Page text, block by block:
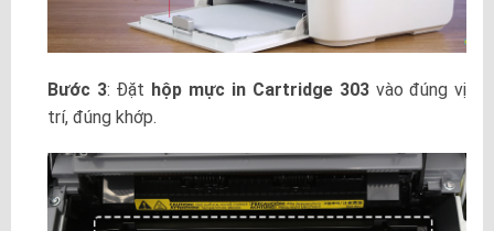
Bước 3: Đặt hộp mực in Cartridge 303vào đúng vị
trí, đúng khớp.